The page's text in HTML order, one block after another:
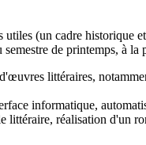
(un cadre historique
de printemps, à
littéraires,
informatique,
littéraire, réalisation d'un